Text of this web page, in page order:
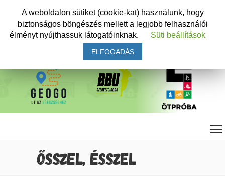
ŐSSZEL, ÉSSZEL
A weboldalon sütiket (cookie-kat) használunk, hogy
biztonságos böngészés mellett a legjobb felhasználói
élményt nyújthassuk látogatóinknak.
Süti beállítások
ELFOGADÁS